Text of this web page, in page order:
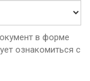
в форме
ознакомиться с